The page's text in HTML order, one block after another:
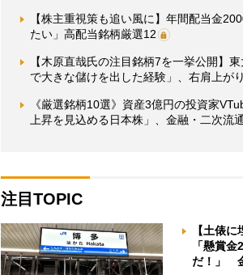
【株主重視策も追い風に】年間配当金
たい」高配当銘柄厳選12
【木原直哉氏の注目銘柄7を一挙公開】
で大きな儲けを出した経験」、右肩上が
《厳選銘柄10選》資産3億円の投資家
上昇を見込める日本株」、金融・二次流
注目TOPIC
【土俵
「懸賞
だ！」